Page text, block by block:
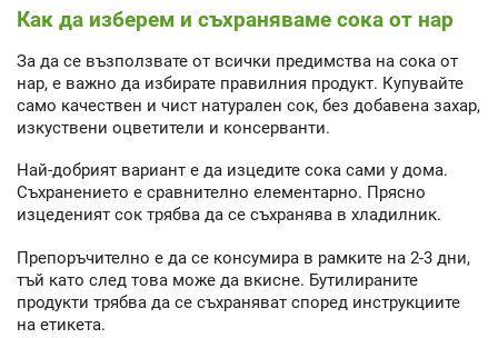
Как да изберем и съхраняваме сока от нар
За да се възползвате от всички предимства на сока от
нар, е важно да избирате правилния продукт. Купувайте
само качествен и чист натурален сок, без добавена захар,
изкуствени оцветители и консерванти.
Най-добрият вариант е да изцедите сока сами у дома.
Съхранението е сравнително елементарно. Прясно
изцеденият сок трябва да се съхранява в хладилник.
Препоръчително е да се консумира в рамките на 2-3 дни,
тъй като след това може да вкисне. Бутилираните
продукти трябва да се съхраняват според инструкциите
на етикета.